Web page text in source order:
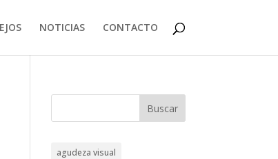
NOTICIAS CONTACTO
Buscar
agudeza visual